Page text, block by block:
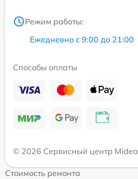
Режим работы:
Ежедневно с 9:00 до 21:00
Способы оплаты
© 2026 Сервисный центр Midea
Стоимость ремонта